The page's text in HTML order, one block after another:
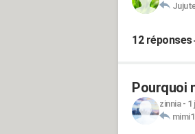
12 réponses
Pourquoi
zinnia- 1